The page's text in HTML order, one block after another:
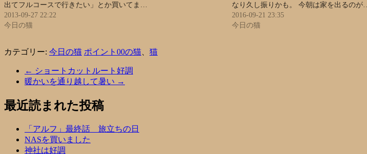
出てフルコースで行きたい」とか買いてま…
2013-09-27 22:22
今日の猫
なり久し振りかも。 今朝は家を出るのが…
2016-09-21 23:35
今日の猫
カテゴリー: 今日の猫 ポイント00の猫 猫
← ショートカットルート好調
暖かいを通り越して暑い →
最近読まれた投稿
「アルフ」最終話 旅立ちの日
NASを買いました
神社は好調